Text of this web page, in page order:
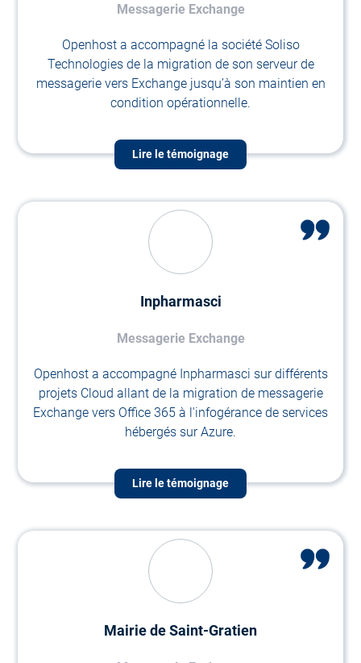
Messagerie Exchange
Openhost a accompagné la société Soliso
Technologies de la migration de son serveur de
messagerie vers Exchange jusqu’à son maintien en
condition opérationnelle.
Lire le témoignage
Inpharmasci
Messagerie Exchange
Openhost a accompagné Inpharmasci sur différents
projets Cloud allant de la migration de messagerie
Exchange vers Office 365 à l'infogérance de services
hébergés sur Azure.
Lire le témoignage
Mairie de Saint-Gratien